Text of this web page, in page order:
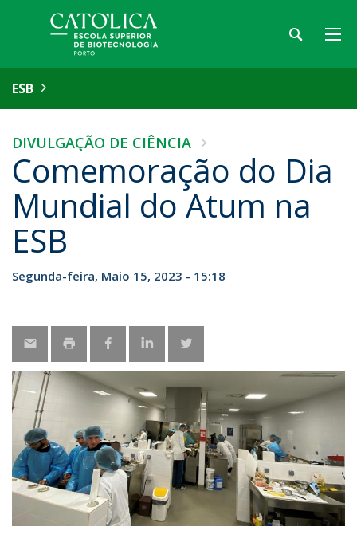
ESB
DIVULGAÇÃO DE CIÊNCIA
Comemoração do Dia
Mundial do Atum na
ESB
Segunda-feira, Maio 15, 2023 - 15:18